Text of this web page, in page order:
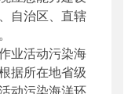
自治区、直辖
业活动污染海
据所在地省级